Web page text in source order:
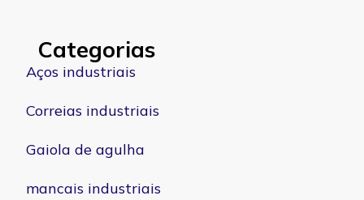
Categorias
Aços industriais
Correias industriais
Gaiola de agulha
mancais industriais